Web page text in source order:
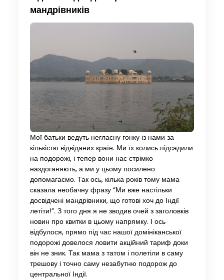
мандрівників
Мої батьки ведуть негласну гонку із нами за
кількістю відвіданих країн. Ми їх колись підсадили
на подорожі, і тепер вони нас стрімко
наздоганяють, а ми у цьому посилено
допомагаємо. Так ось, кілька років тому мама
сказала необачну фразу “Ми вже настільки
досвідчені мандрівники, що готові хоч до Індії
летіти!”. З того дня я не зводив очей з заголовків
новин про квитки в цьому напрямку. І ось
відбулося, прямо під час нашої домініканської
подорожі довелося ловити акційний тариф доки
він не зник. Так мама з татом і полетіли в саму
трешову і точно саму незабутню подорож до
центральної Індії.